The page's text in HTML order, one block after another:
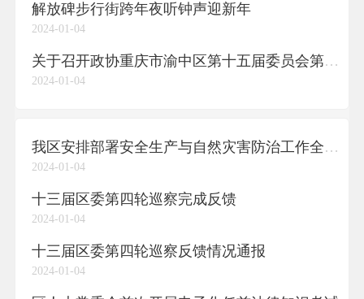
解放碑步行街跨年夜听钟声迎新年
2024-01-04
关于召开政协重庆市渝中区第十五届委员会第三次会议的决定（2023年12月28日政协重庆市渝中区第十五届委员会第十次常委会议通过）
2024-01-04
我区安排部署安全生产与自然灾害防治工作全力确保辖区安全形势持续稳定
2024-01-04
十三届区委第四轮巡察完成反馈
2024-01-04
十三届区委第四轮巡察反馈情况通报
2024-01-04